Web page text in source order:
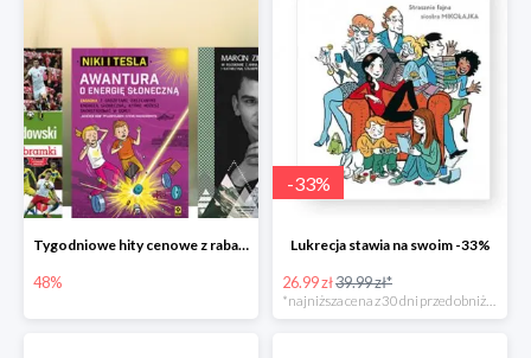
Tygodniowe hity cenowe z rabatem -48%
48%
-33%
Lukrecja stawia na swoim -33%
26.99 zł39.99 zł*